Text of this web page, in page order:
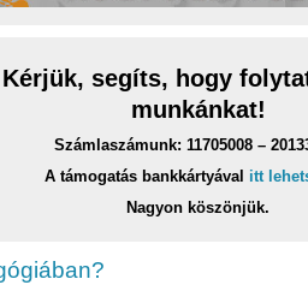
Kérjük, segíts, hogy
munkánkat!
Számlaszámunk: 11705008 –
A támogatás bankkártyával itt
Nagyon köszönjük.